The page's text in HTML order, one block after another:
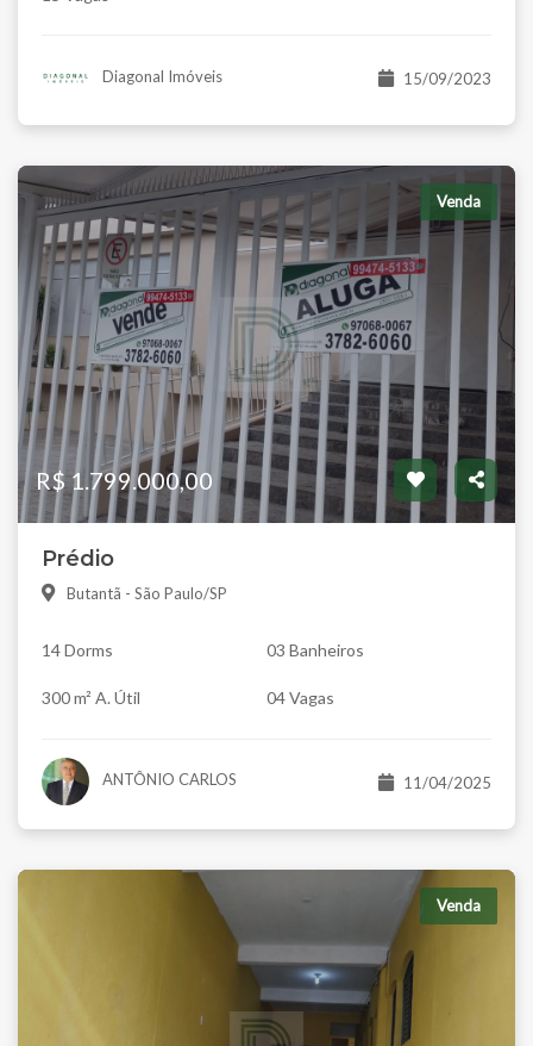
Diagonal Imóveis 15/09/2023
Venda
R$ 1.799.000,00
Prédio
Butantã - São Paulo/SP
14 Dorms 03 Banheiros
300 m² A. Útil 04 Vagas
ANTÔNIO CARLOS 11/04/2025
Venda